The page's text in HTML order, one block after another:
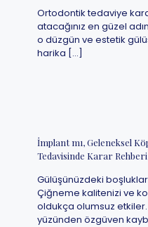
Ortodontik tedaviye
atacağınız en güzel
o düzgün ve estetik
harika […]
İmplant mı, Geleneksel
Tedavisinde Karar Rehberi
Gülüşünüzdeki
Çiğneme kalitenizi ve
oldukça olumsuz
yüzünden özgüven